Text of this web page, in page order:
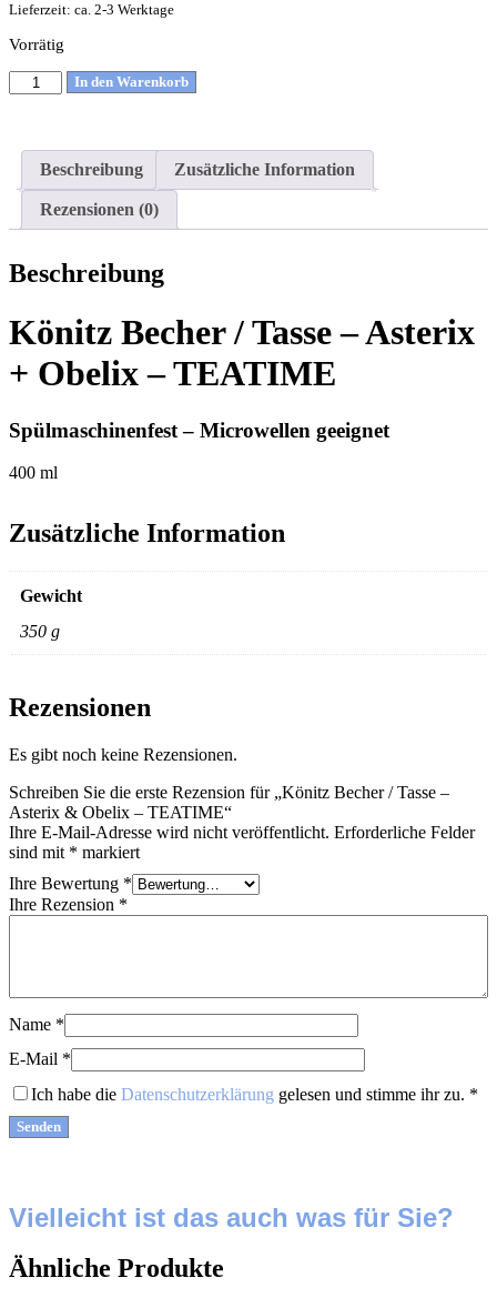
Lieferzeit: ca. 2-3 Werktage
Vorrätig
In den Warenkorb
Beschreibung Zusätzliche Information
Rezensionen (0)
Beschreibung
Könitz Becher / Tasse – Asterix
+ Obelix – TEATIME
Spülmaschinenfest – Microwellen geeignet
400 ml
Zusätzliche Information
Gewicht
350 g
Rezensionen
Es gibt noch keine Rezensionen.
Schreiben Sie die erste Rezension für „Könitz Becher / Tasse –
Asterix & Obelix – TEATIME“
Ihre E-Mail-Adresse wird nicht veröffentlicht. Erforderliche Felder
sind mit * markiert
Ihre Bewertung *
Ihre Rezension *
Name *
E-Mail *
Ich habe die Datenschutzerklärung gelesen und stimme ihr zu. *
Vielleicht ist das auch was für Sie?
Ähnliche Produkte